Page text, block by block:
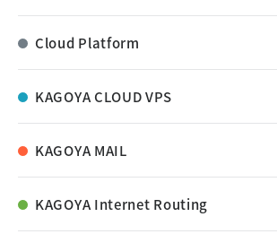
Cloud Platform
KAGOYA CLOUD VPS
KAGOYA MAIL
KAGOYA Internet Routing